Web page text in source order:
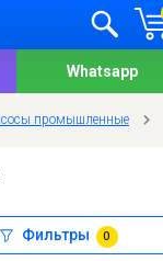
Whatsapp
промышленные
Фильтры 0